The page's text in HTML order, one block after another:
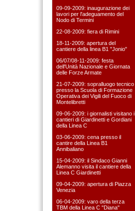
09-09-2009: inaugurazione dei
lavori per l'adeguamento del
Nodo di Termini
22-08-2009: fiera di Rimini
18-11-2009: apertura del
cantiere della linea B1 "Jonio"
06/07/08-11-2009: festa
dell'Unità Nazionale e Giornata
delle Forze Armate
21-07-2009: sopralluogo tecnico
presso la Scuola di Formazione
Operativa dei Vigili del Fuoco di
Montelibretti
09-06-2009: i giornalisti visitano i
cantieri di Giardinetti e Gordiani
della Linea C
03-06-2009: cena presso il
cantire della Linea B1
Annibaliano
15-04-2009: il Sindaco Gianni
Alemanno visita il cantiere della
Linea C Giardinetti
09-04-2009: apertura di Piazza
Venezia
06-04-2009: varo della terza
TBM della Linea C "Diana"